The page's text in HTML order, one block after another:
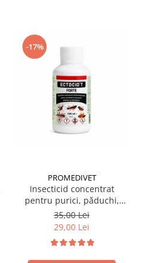
-17%
PROMEDIVET
Insecticid concentrat
pentru purici, păduchi,
gândaci Ectocid Forte T 100
ml
35,00 Lei
29,00 Lei